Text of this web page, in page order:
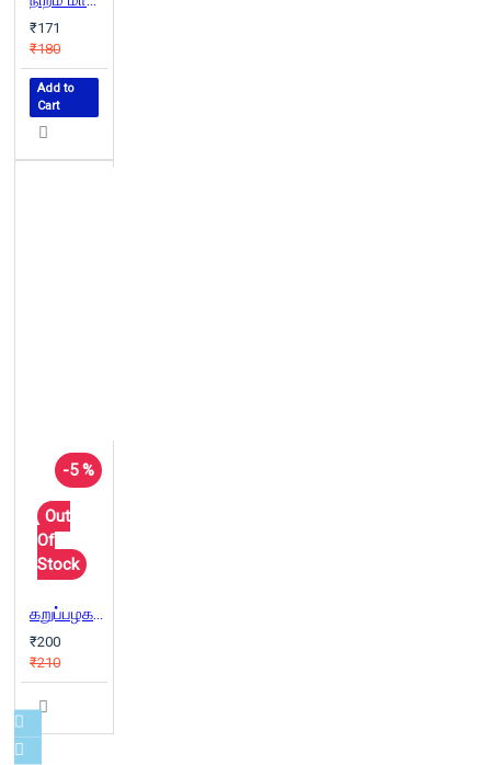
₹171
₹180
Add to
Cart
-5 %
Out
Of
Stock
கறுப்பழகன்
₹200
₹210